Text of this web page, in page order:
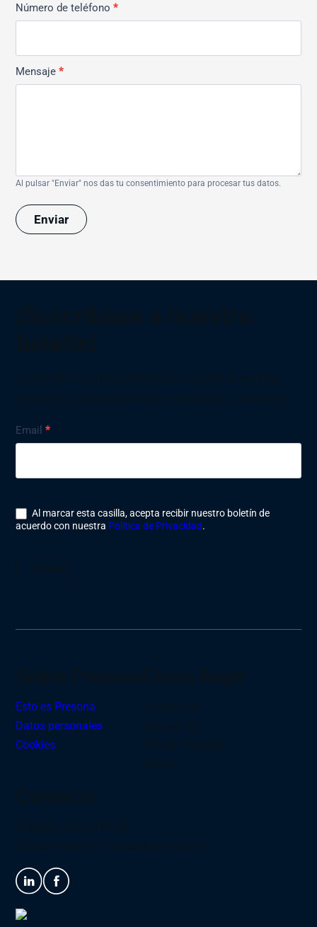
Número de teléfono*
Mensaje*
Al pulsar "Enviar" nos das tu consentimiento para procesar tus datos.
Enviar
Nyhetsbrev
Email*
Al marcar esta casilla, acepta recibir nuestro boletín de
acuerdo con nuestra Política de Privacidad.
Esto es Presona
Datos personales
Cookies